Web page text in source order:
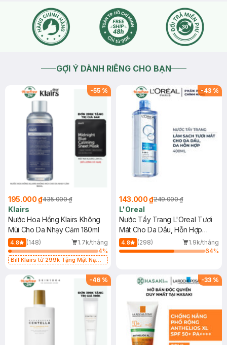
GỢI Ý DÀNH RIÊNG CHO BẠN
-55 %
195.000 ₫435.000 ₫
Klairs
Nước Hoa Hồng Klairs Không
Mùi Cho Da Nhạy Cảm 180ml
4.8 (148)
1.7k/tháng
4%
Bill Klairs từ 299k Tặng Mặt Nạ
25ml (SL Có Hạn)
-43 %
143.000 ₫249.000 ₫
L'Oreal
Nước Tẩy Trang L'Oreal Tươi
Mát Cho Da Dầu, Hỗn Hợp
400ml
4.8 (298)
1.9k/tháng
64%
-46 % -33 %